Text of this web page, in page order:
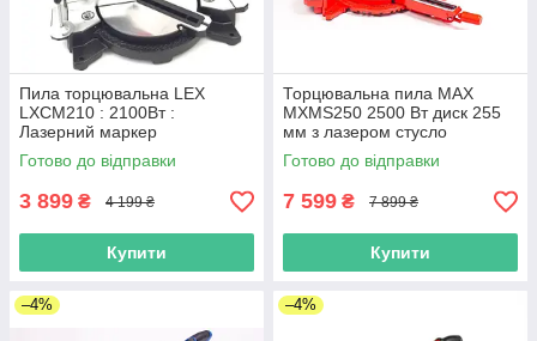
Пила торцювальна LEX
LXCM210 : 2100Вт :
Лазерний маркер
Готово до відправки
3 899 ₴ 4 199 ₴
Купити
Торцювальна пила MAX
MXMS250 2500 Вт диск 255
мм з лазером стусло
електричне по дереву
Готово до відправки
7 599 ₴ 7 899 ₴
Купити
–4% –4%